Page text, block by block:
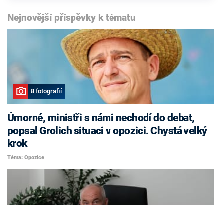
Nejnovější příspěvky k tématu
8 fotografií
Úmorné, ministři s námi nechodí do debat,
popsal Grolich situaci v opozici. Chystá velký
krok
Téma: Opozice